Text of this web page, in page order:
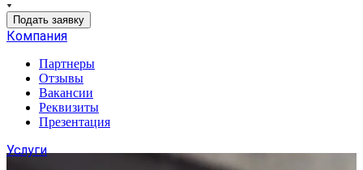
Подать заявку
Компания
Партнеры
Отзывы
Вакансии
Реквизиты
Презентация
Услуги